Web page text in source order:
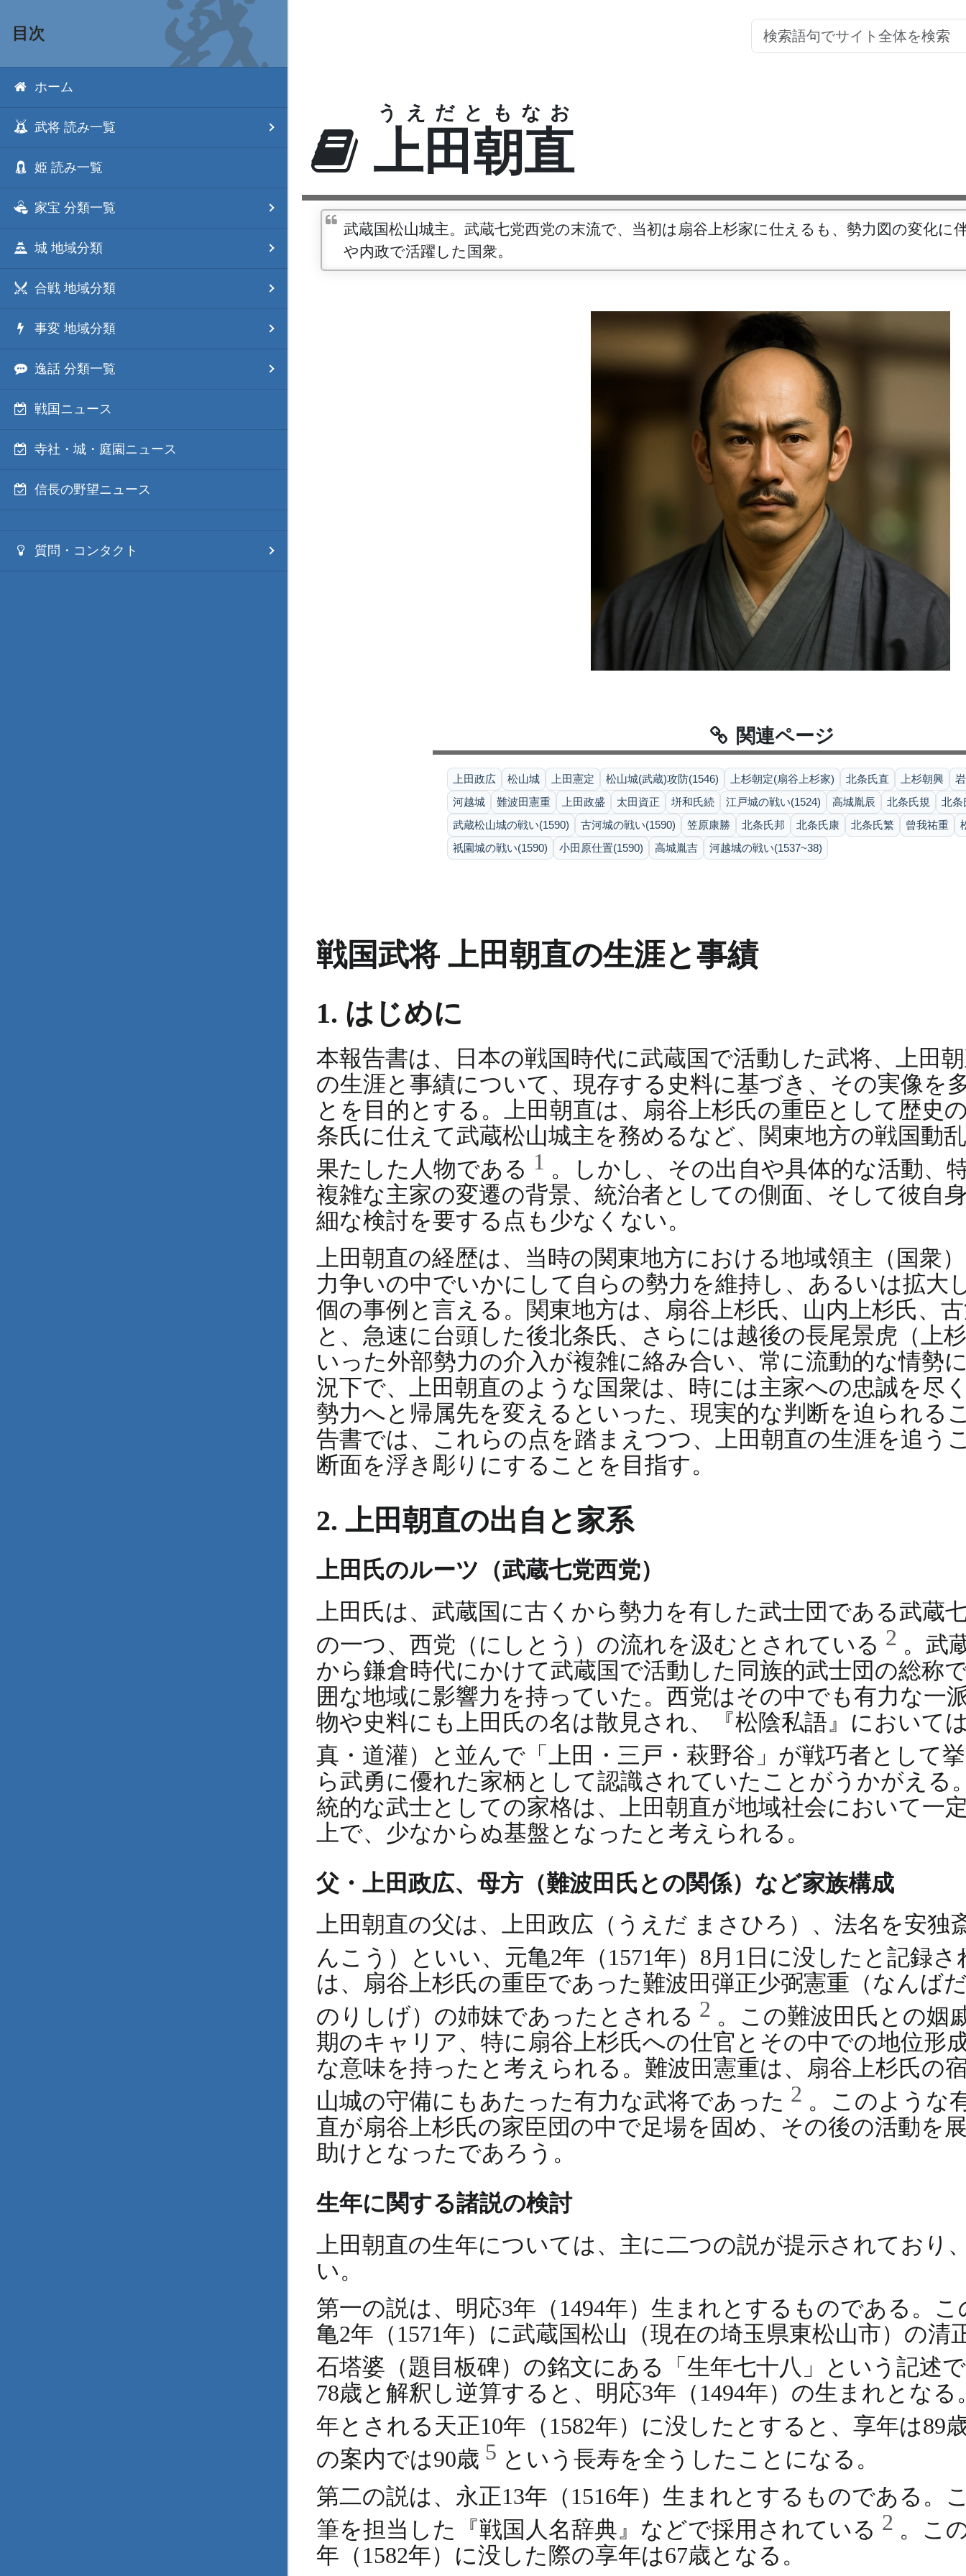
目次
ホーム
武将 読み一覧
姫 読み一覧
家宝 分類一覧
城 地域分類
合戦 地域分類
事変 地域分類
逸話 分類一覧
戦国ニュース
寺社・城・庭園ニュース
信長の野望ニュース
質問・コンタクト
上田朝直
うえだともなお
武蔵国松山城主。武蔵七党西党の末流で、当初は扇谷上杉家に仕えるも、勢力図の変化に
や内政で活躍した国衆。
関連ページ
上田政広 松山城 上田憲定 松山城(武蔵)攻防(1546) 上杉朝定(扇谷上杉家) 北条氏直 上杉朝興
河越城
難波田憲重 上田政盛 太田資正 垪和氏続 江戸城の戦い(1524) 高城胤辰 北条氏規
北条
武蔵松山城の戦い(1590)
古河城の戦い(1590) 笠原康勝 北条氏邦 北条氏康 北条氏繁 曾我祐重
祇園城の戦い(1590)
小田原仕置(1590) 高城胤吉 河越城の戦い(1537~38)
戦国武将 上田朝直の生涯と事績
1. はじめに
本報告書は、日本の戦国時代に武蔵国で活動した武将、上田
の生涯と事績について、現存する史料に基づき、その実像を
とを目的とする。上田朝直は、扇谷上杉氏の重臣として歴史
条氏に仕えて武蔵松山城主を務めるなど、関東地方の戦国動
果たした人物である 1 。しかし、その出自や具体的な活動、
複雑な主家の変遷の背景、統治者としての側面、そして彼自
細な検討を要する点も少なくない。
上田朝直の経歴は、当時の関東地方における地域領主（国衆
力争いの中でいかにして自らの勢力を維持し、あるいは拡大
個の事例と言える。関東地方は、扇谷上杉氏、山内上杉氏、
と、急速に台頭した後北条氏、さらには越後の長尾景虎（上
いった外部勢力の介入が複雑に絡み合い、常に流動的な情勢
況下で、上田朝直のような国衆は、時には主家への忠誠を尽
勢力へと帰属先を変えるといった、現実的な判断を迫られる
告書では、これらの点を踏まえつつ、上田朝直の生涯を追う
断面を浮き彫りにすることを目指す。
2. 上田朝直の出自と家系
上田氏のルーツ（武蔵七党西党）
上田氏は、武蔵国に古くから勢力を有した武士団である武蔵
の一つ、西党（にしとう）の流れを汲むとされている 2 。武
から鎌倉時代にかけて武蔵国で活動した同族的武士団の総称
囲な地域に影響力を持っていた。西党はその中でも有力な一
物や史料にも上田氏の名は散見され、『松陰私語』において
真・道灌）と並んで「上田・三戸・萩野谷」が戦巧者として
ら武勇に優れた家柄として認識されていたことがうかがえる
統的な武士としての家格は、上田朝直が地域社会において一
上で、少なからぬ基盤となったと考えられる。
父・上田政広、母方（難波田氏との関係）など家族構成
上田朝直の父は、上田政広（うえだ まさひろ）、法名を安独
んこう）といい、元亀2年（1571年）8月1日に没したと記録
は、扇谷上杉氏の重臣であった難波田弾正少弼憲重（なんば
のりしげ）の姉妹であったとされる 2 。この難波田氏との姻
期のキャリア、特に扇谷上杉氏への仕官とその中での地位形
な意味を持ったと考えられる。難波田憲重は、扇谷上杉氏の
山城の守備にもあたった有力な武将であった 2 。このような
直が扇谷上杉氏の家臣団の中で足場を固め、その後の活動を
助けとなったであろう。
生年に関する諸説の検討
上田朝直の生年については、主に二つの説が提示されており
い。
第一の説は、明応3年（1494年）生まれとするものである。
亀2年（1571年）に武蔵国松山（現在の埼玉県東松山市）の清
石塔婆（題目板碑）の銘文にある「生年七十八」という記述
78歳と解釈し逆算すると、明応3年（1494年）の生まれとな
年とされる天正10年（1582年）に没したとすると、享年は89
の案内では90歳 5 という長寿を全うしたことになる。
第二の説は、永正13年（1516年）生まれとするものである。
筆を担当した『戦国人名辞典』などで採用されている 2 。こ
年（1582年）に没した際の享年は67歳となる。